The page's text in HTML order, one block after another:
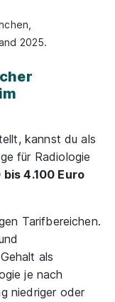
2025.
kannst du als
für Radiologie
bis 4.100 Euro
Tarifbereichen.
als
je nach
niedriger oder